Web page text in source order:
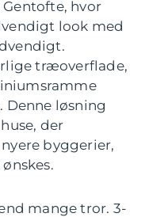
hvor
look med
træoverflade,
Denne løsning
der
byggerier,
mange tror. 3-